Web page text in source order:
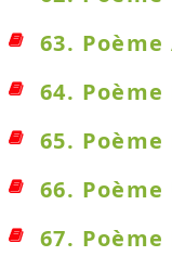
63.
64.
65.
66.
67.